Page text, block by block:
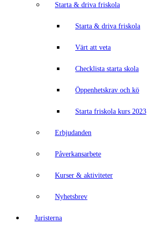
Starta & driva friskola
Starta & driva friskola
Värt att veta
Checklista starta skola
Öppenhetskrav och kö
Starta friskola kurs 2023
Erbjudanden
Påverkansarbete
Kurser & aktiviteter
Nyhetsbrev
Juristerna